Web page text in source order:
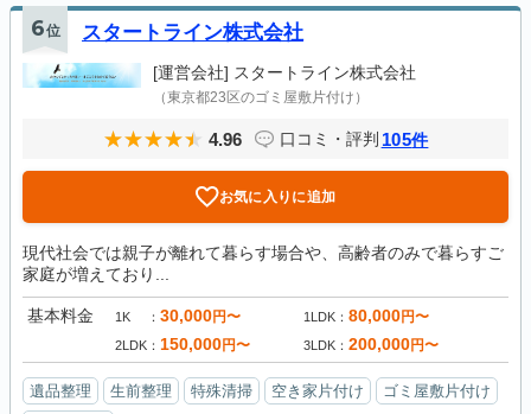
6位 スタートライン株式会社
[運営会社] スタートライン株式会社
（東京都23区のゴミ屋敷片付け）
4.96 口コミ・評判 105件
お気に入りに追加
現代社会では親子が離れて暮らす場合や、高齢者のみで暮らすご
家庭が増えており...
基本料金 1K 30,000円〜 1LDK 80,000円〜
2LDK 150,000円〜 3LDK 200,000円〜
遺品整理 生前整理 特殊清掃 空き家片付け
ゴミ屋敷片付け